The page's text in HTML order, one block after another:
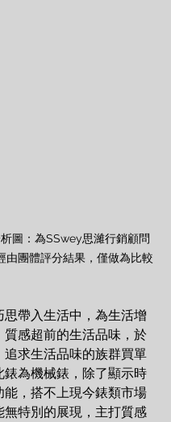
圖：為SSwey思濰行銷顧問
由團體評分結果，僅做為比較
思帶入生活中，為生活增
質感超前的生活品味，於
追求生活品味的族群買單
錶為機械錶，除了顯示時
能，搭不上現今錶類市場
無特別的展現，主打質感